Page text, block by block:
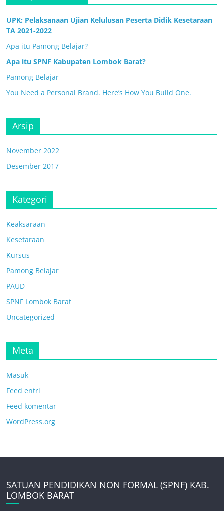
UPK: Pelaksanaan Ujian Kelulusan Peserta Didik Kesetaraan
TA 2021-2022
Apa itu Pamong Belajar?
Apa itu SPNF Kabupaten Lombok Barat?
Pamong Belajar
You Need a Personal Brand. Here’s How You Build One.
Arsip
November 2022
Desember 2017
Kategori
Keaksaraan
Kesetaraan
Kursus
Pamong Belajar
PAUD
SPNF Lombok Barat
Uncategorized
Meta
Masuk
Feed entri
Feed komentar
WordPress.org
SATUAN PENDIDIKAN NON FORMAL (SPNF) KAB.
LOMBOK BARAT